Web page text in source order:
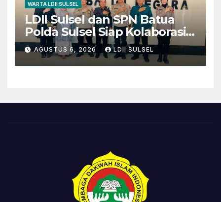
WARTA LDII SULSEL
LDII Sulsel dan SPN Batua
Polda Sulsel Siap Kolaborasi
Bakti Sosial Sambut HUT RI
ke-81
AGUSTUS 6, 2026 LDII SULSEL